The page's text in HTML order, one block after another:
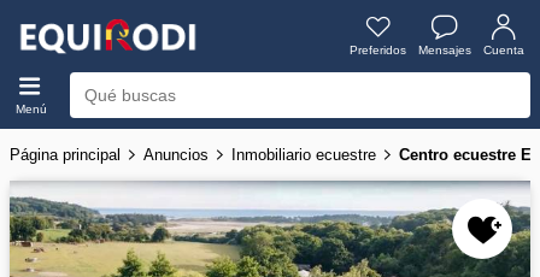
Preferidos Mensajes Cuenta
Menú
Página principal Anuncios Inmobiliario ecuestre Centro ecuestre